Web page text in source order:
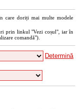
care doriți mai multe modele
prin linkul "Vezi coșul", iar în
comandă").
Determină